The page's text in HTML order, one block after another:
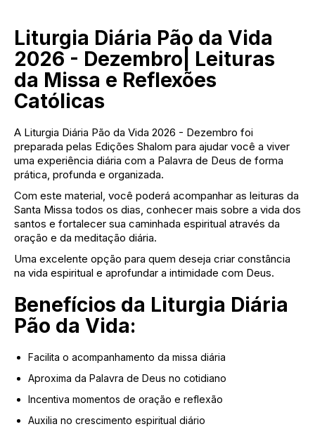
Liturgia Diária Pão da Vida
2026 - Dezembro| Leituras
da Missa e Reflexões
Católicas
A Liturgia Diária Pão da Vida 2026 - Dezembro foi
preparada pelas Edições Shalom para ajudar você a viver
uma experiência diária com a Palavra de Deus de forma
prática, profunda e organizada.
Com este material, você poderá acompanhar as leituras da
Santa Missa todos os dias, conhecer mais sobre a vida dos
santos e fortalecer sua caminhada espiritual através da
oração e da meditação diária.
Uma excelente opção para quem deseja criar constância
na vida espiritual e aprofundar a intimidade com Deus.
Benefícios da Liturgia Diária
Pão da Vida:
Facilita o acompanhamento da missa diária
Aproxima da Palavra de Deus no cotidiano
Incentiva momentos de oração e reflexão
Auxilia no crescimento espiritual diário